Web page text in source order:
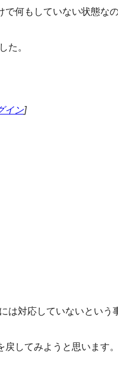
何もしていない状態なの
た。
イン]
は対応していないとい
してみようと思います。